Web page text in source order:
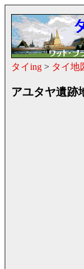
タイing > タイ地
アユタヤ遺跡